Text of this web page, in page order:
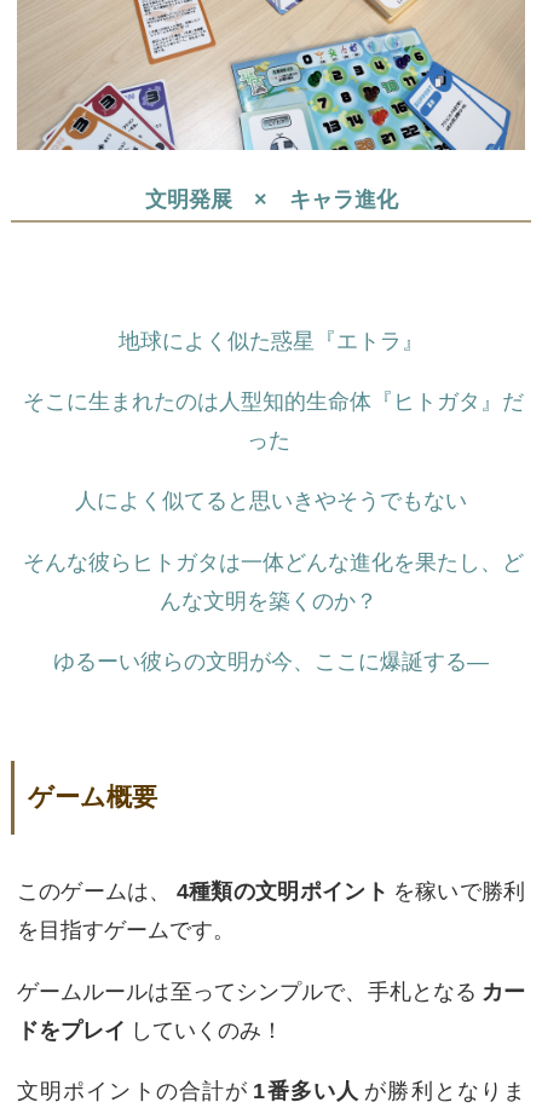
文明発展 × キャラ進化
地球によく似た惑星『エトラ』
そこに生まれたのは人型知的生命体『ヒトガタ』だ
った
人によく似てると思いきやそうでもない
そんな彼らヒトガタは一体どんな進化を果たし、ど
んな文明を築くのか？
ゆるーい彼らの文明が今、ここに爆誕する—
ゲーム概要
このゲームは、 4種類の文明ポイント を稼いで勝利
を目指すゲームです。
ゲームルールは至ってシンプルで、手札となる カー
ドをプレイ していくのみ！
文明ポイントの合計が 1番多い人 が勝利となりま